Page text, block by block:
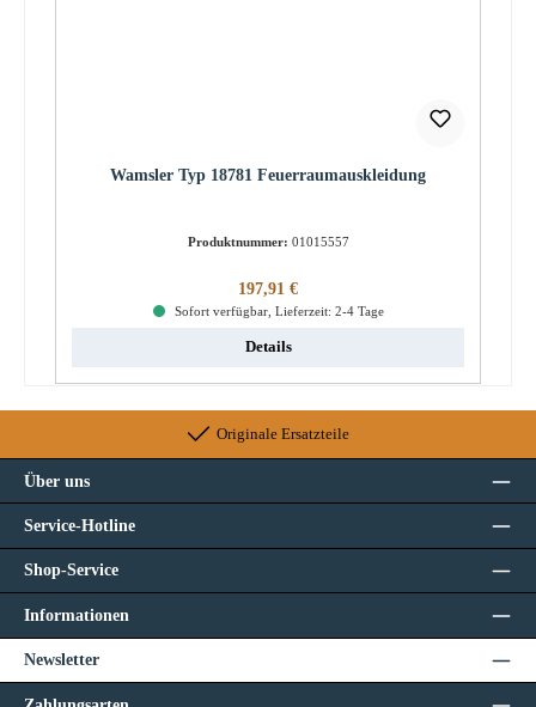
Wamsler Typ 18781 Feuerraumauskleidung
Produktnummer: 01015557
Regulärer Preis:
197,91 €
Sofort verfügbar, Lieferzeit: 2-4 Tage
Details
Originale Ersatzteile
Über uns
Service-Hotline
Shop-Service
Informationen
Newsletter